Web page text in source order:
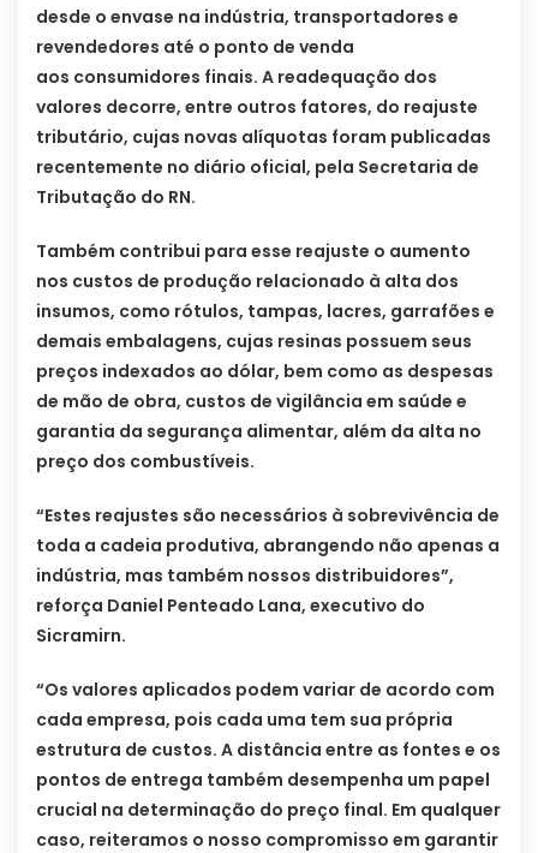
desde o envase na indústria, transportadores e
revendedores até o ponto de venda
aos consumidores finais. A readequação dos
valores decorre, entre outros fatores, do reajuste
tributário, cujas novas alíquotas foram publicadas
recentemente no diário oficial, pela Secretaria de
Tributação do RN.
Também contribui para esse reajuste o aumento
nos custos de produção relacionado à alta dos
insumos, como rótulos, tampas, lacres, garrafões e
demais embalagens, cujas resinas possuem seus
preços indexados ao dólar, bem como as despesas
de mão de obra, custos de vigilância em saúde e
garantia da segurança alimentar, além da alta no
preço dos combustíveis.
“Estes reajustes são necessários à sobrevivência de
toda a cadeia produtiva, abrangendo não apenas a
indústria, mas também nossos distribuidores”,
reforça Daniel Penteado Lana, executivo do
Sicramirn.
“Os valores aplicados podem variar de acordo com
cada empresa, pois cada uma tem sua própria
estrutura de custos. A distância entre as fontes e os
pontos de entrega também desempenha um papel
crucial na determinação do preço final. Em qualquer
caso, reiteramos o nosso compromisso em garantir